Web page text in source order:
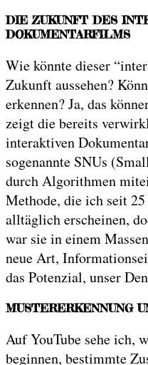
DIE ZUKUNFT DES
DOKUMENTARFILMS
Wie könnte dieser
Zukunft aussehen?
erkennen? Ja, das
zeigt die bereits
interaktiven
sogenannte SNUs
durch Algorithmen
Methode, die ich seit 25
alltäglich erscheinen,
war sie in einem
neue Art,
das Potenzial, unser
MUSTERERKENNUNG
Auf YouTube sehe ich,
beginnen, bestimmte